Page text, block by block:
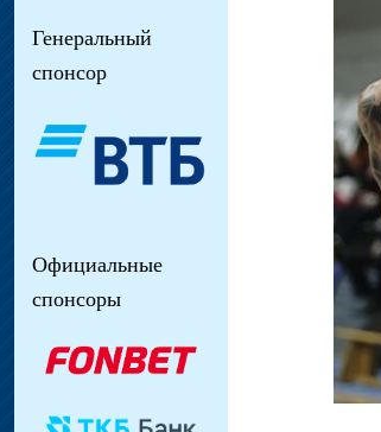
Генеральный
спонсор
Официальные
спонсоры